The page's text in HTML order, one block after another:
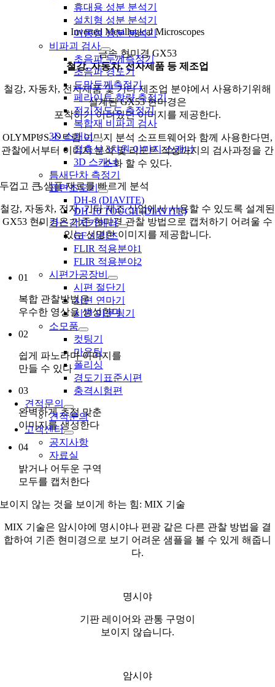
휴대용 성분 분석기
설치형 성분 분석기
이동형 성분 분석기
비파괴 검사
초음파 두께측정기
초음파 경도기
도막두께측정기
페라이트 함량 측정기
전기전도도 측정기
복합재 비파괴 검사
3D 스캐너
접촉식 3차원 이미지 스캐너
3D 스캐너
틈새단차 측정기
표면조도기
DH-8 (DIAVITE)
DH-10 TOUCH (DIAVITE)
가스감지카메라
GF 시리즈
FLIR 적용분야1
FLIR 적용분야2
시편가공장비
시편 절단기
시편 연마기
시편 마운팅기
소모품
컷팅기
마운팅
폴리싱
경도기표준시편
충격시험편
견적문의
견적문의
고객센터
공지사항
자료실
Inverted Metallugical Microscopes
금속 현미경 GX53
철강, 자동차, 전자제품 등 제조업
철강, 자동차, 전자제품 및 기타 제조업 분야에서 사용하기위해
설계된 GX53 현미경은
포착하기 어려웠던 이미지를 제공한다.
OLYMPUS 스트림 이미지 분석 소프트웨어와 함께 사용한다면,
관찰에서부터 이미지 분석 및 리포트 작성까지의 검사과정을 간
소화 할 수 있다.
두껍고 큰 샘플 재료를 빠르게 분석
철강, 자동차, 전자, 기타 제조 산업에서 사용할 수 있도록 설계된
GX53 현미경은 기존 현미경 관찰 방법으로 캡처하기 어려울 수
있는 선명한 이미지를 제공합니다.
01
복합 관찰방법은
우수한 영상을 생성한다
02
쉽게 파노라마 이미지를
만들 수 있다
03
완벽하게 초점 맞춘
이미지를 생성한다
04
밝거나 어두운 구역
모두를 캡처한다
보이지 않는 것을 보이게 하는 힘: MIX 기술
MIX 기술은 암시야에 명시야나 편광 같은 다른 관찰 방법을 결
합하여 기존 현미경으로 보기 어려운 샘플을 볼 수 있게 해줍니
다.
명시야
기판 레이어와 관통 구멍이
보이지 않습니다.
암시야